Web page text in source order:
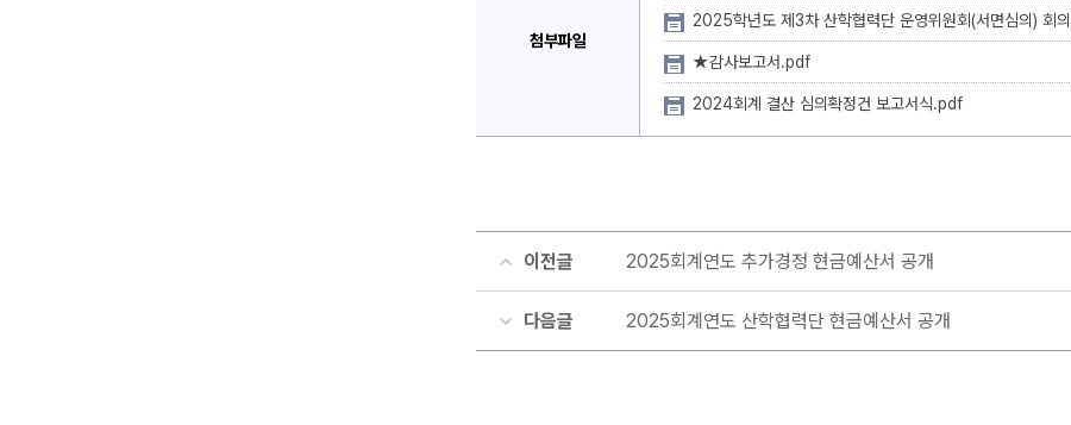
첨부파일
2025학년도 제3차 산학협력단 운영위원회(서면심의) 회
★감사보고서.pdf
2024회계 결산 심의확정건 보고서식.pdf
이전글 2025회계연도 추가경정 현금예산서 공개
다음글 2025회계연도 산학협력단 현금예산서 공개